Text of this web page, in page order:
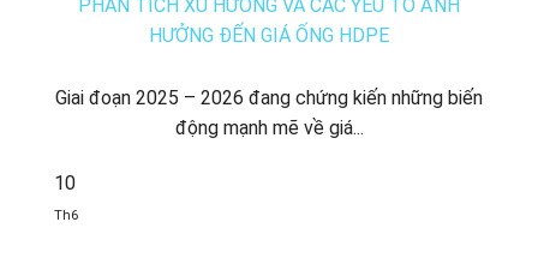
PHÂN TÍCH XU HƯỚNG VÀ CÁC YẾU TỐ ẢNH
HƯỞNG ĐẾN GIÁ ỐNG HDPE
Giai đoạn 2025 – 2026 đang chứng kiến những biến
động mạnh mẽ về giá...
10
Th6